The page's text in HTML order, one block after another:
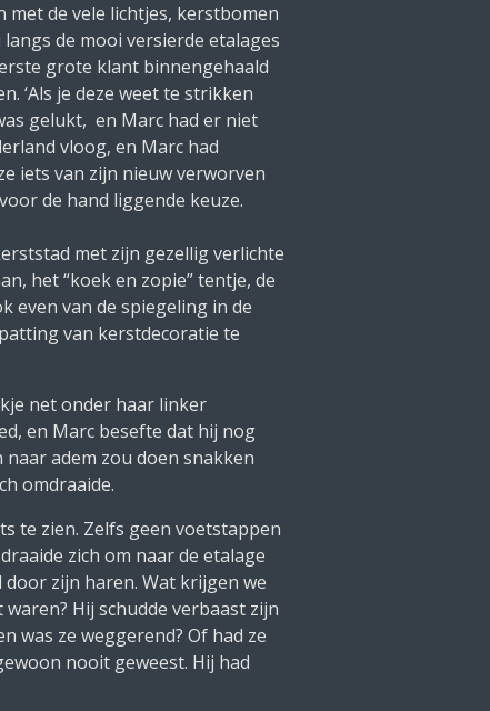
met de vele lichtjes, kerstbomen
de mooi versierde etalages
grote klant binnengehaald
‘Als je deze weet te strikken
gelukt, en Marc had er niet
vloog, en Marc had
iets van zijn nieuw verworven
de hand liggende keuze.
met zijn gezellig verlichte
het“koek en zopie”tentje, de
even van de spiegeling in de
van kerstdecoratie te
net onder haar linker
en Marc besefte dat hij nog
adem zou doen snakken
omdraaide.
te zien. Zelfs geen voetstappen
zich om naar de etalage
door zijn haren. Wat krijgen we
waren? Hij schudde verbaast zijn
was ze weggerend? Of had ze
nooit geweest. Hij had